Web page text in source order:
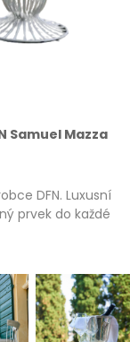
Samuel Mazza
DFN. Luxusní
prvek do každé